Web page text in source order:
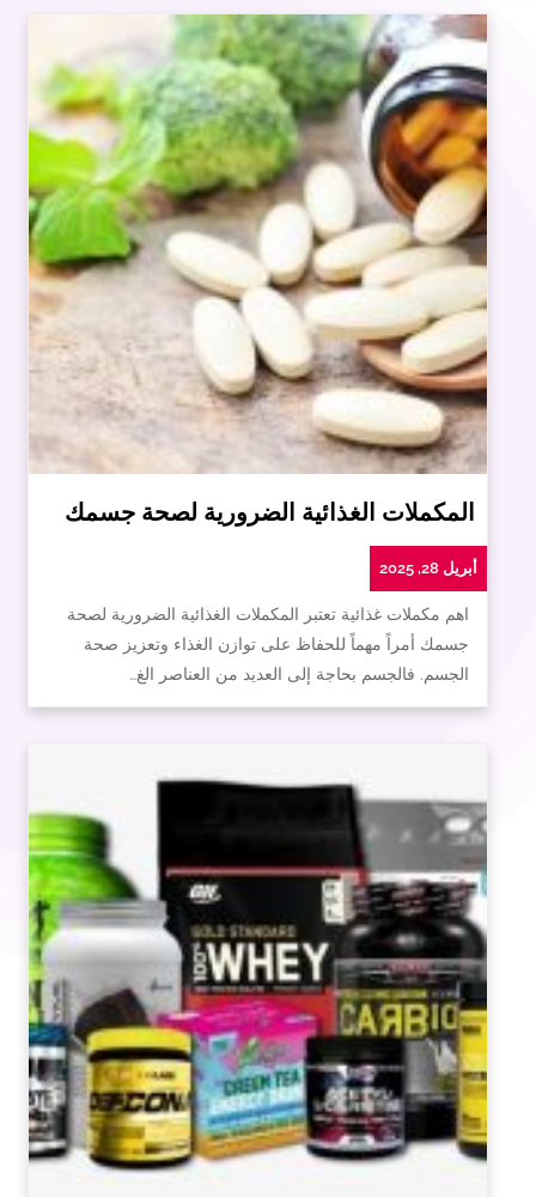
المكملات الغذائية الضرورية لصحة جسمك
أبريل 28, 2025
اهم مكملات غذائية تعتبر المكملات الغذائية الضرورية لصحة
جسمك أمراً مهماً للحفاظ على توازن الغذاء وتعزيز صحة
الجسم. فالجسم بحاجة إلى العديد من العناصر الغ…